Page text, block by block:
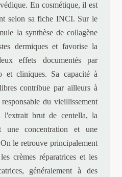
En cosmétique, il est
selon sa fiche INCI. Sur le
la synthèse de collagène
dermiques et favorise la
effets documentés par
et cliniques. Sa capacité à
contribue par ailleurs à
du vieillissement
l'extrait brut de centella, la
une concentration et une
le retrouve principalement
crèmes réparatrices et les
généralement à des